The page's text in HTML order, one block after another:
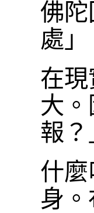
佛
處」
在
大
報
什
身